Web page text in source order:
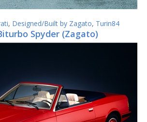
, Designed/Built by Zagato, Turin84
Spyder (Zagato)